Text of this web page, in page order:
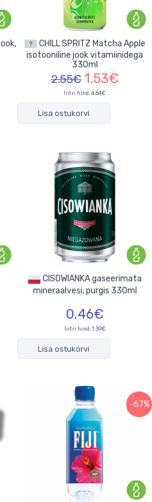
isotooniline jook vitamiinidega
330ml
2.55€ 1.53€
liitri hind: 4.64€
Lisa ostukorvi
mineraalvesi, purgis 330ml
0.46€
liitri hind: 1.39€
Lisa ostukorvi
-67%